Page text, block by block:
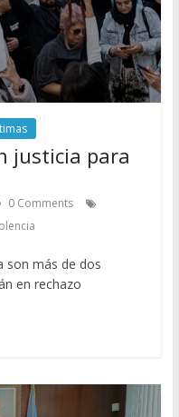
justicia para
0 Comments
son más de dos
en rechazo